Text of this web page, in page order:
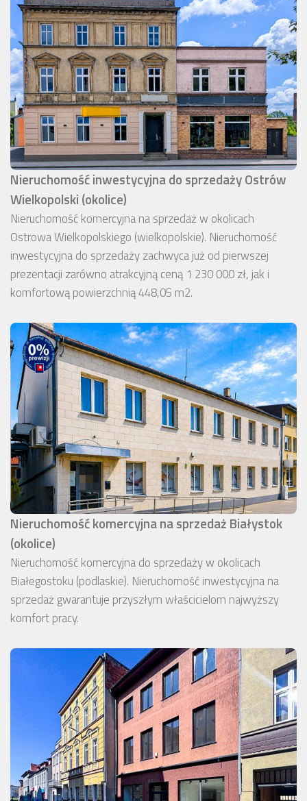
Nieruchomość inwestycyjna do sprzedaży Ostrów
Wielkopolski (okolice)
Nieruchomość komercyjna na sprzedaż w okolicach
Ostrowa Wielkopolskiego (wielkopolskie). Nieruchomość
inwestycyjna do sprzedaży zachwyca już od pierwszej
prezentacji zarówno atrakcyjną ceną 1 230 000 zł, jak i
komfortową powierzchnią 448,05 m2.
Nieruchomość komercyjna na sprzedaż Białystok
(okolice)
Nieruchomość komercyjna do sprzedaży w okolicach
Białegostoku (podlaskie). Nieruchomość inwestycyjna na
sprzedaż gwarantuje przyszłym właścicielom najwyższy
komfort pracy.